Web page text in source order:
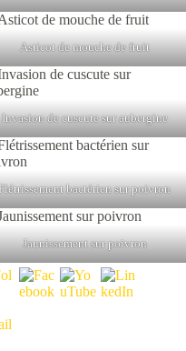
Asticot de mouche de fruit
Invasion de cuscute sur aubergine
bactérien sur poivron
Jaunissement sur poivron